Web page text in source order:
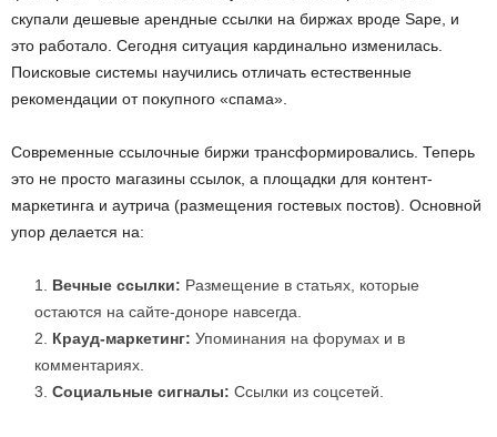
скупали дешевые арендные ссылки на биржах вроде Sape, и
это работало. Сегодня ситуация кардинально изменилась.
Поисковые системы научились отличать естественные
рекомендации от покупного «спама».
Современные ссылочные биржи трансформировались. Теперь
это не просто магазины ссылок, а площадки для контент-
маркетинга и аутрича (размещения гостевых постов). Основной
упор делается на:
Вечные ссылки: Размещение в статьях, которые
остаются на сайте-доноре навсегда.
Крауд-маркетинг: Упоминания на форумах и в
комментариях.
Социальные сигналы: Ссылки из соцсетей.